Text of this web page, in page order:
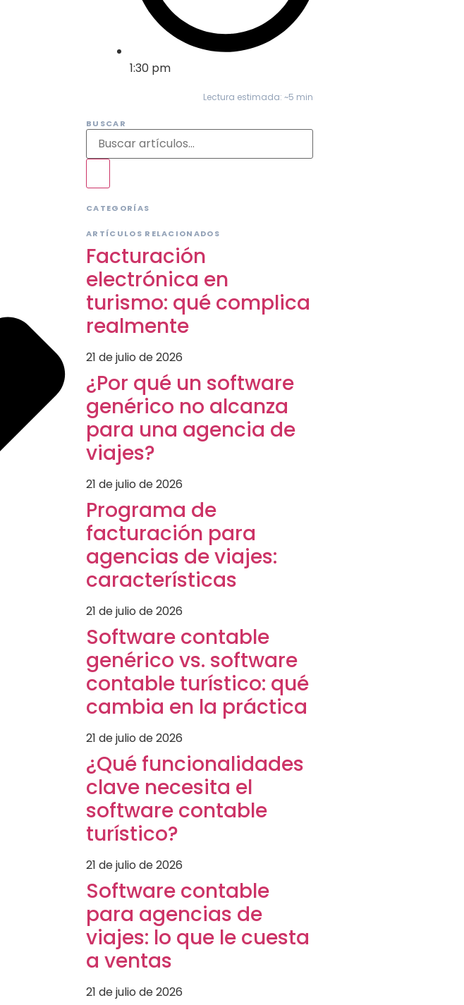
1:30 pm
Lectura estimada: ~5 min
BUSCAR
CATEGORÍAS
ARTÍCULOS RELACIONADOS
Facturación
electrónica en
turismo: qué complica
realmente
21 de julio de 2026
¿Por qué un software
genérico no alcanza
para una agencia de
viajes?
21 de julio de 2026
Programa de
facturación para
agencias de viajes:
características
21 de julio de 2026
Software contable
genérico vs. software
contable turístico: qué
cambia en la práctica
21 de julio de 2026
¿Qué funcionalidades
clave necesita el
software contable
turístico?
21 de julio de 2026
Software contable
para agencias de
viajes: lo que le cuesta
a ventas
21 de julio de 2026